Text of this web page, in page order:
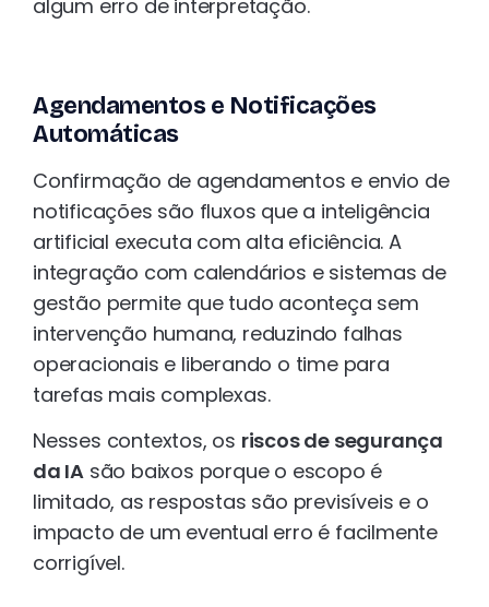
algum erro de interpretação.
Agendamentos e Notificações
Automáticas
Confirmação de agendamentos e envio de
notificações são fluxos que a inteligência
artificial executa com alta eficiência. A
integração com calendários e sistemas de
gestão permite que tudo aconteça sem
intervenção humana, reduzindo falhas
operacionais e liberando o time para
tarefas mais complexas.
Nesses contextos, os riscos de segurança
da IA são baixos porque o escopo é
limitado, as respostas são previsíveis e o
impacto de um eventual erro é facilmente
corrigível.